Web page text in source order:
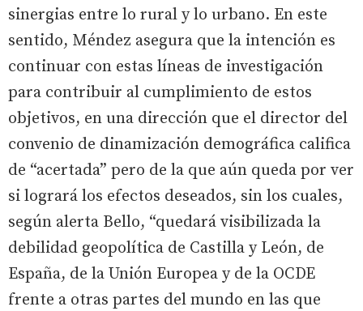
sinergias entre lo rural y lo urbano. En este
sentido, Méndez asegura que la intención es
continuar con estas líneas de investigación
para contribuir al cumplimiento de estos
objetivos, en una dirección que el director del
convenio de dinamización demográfica califica
de “acertada” pero de la que aún queda por ver
si logrará los efectos deseados, sin los cuales,
según alerta Bello, “quedará visibilizada la
debilidad geopolítica de Castilla y León, de
España, de la Unión Europea y de la OCDE
frente a otras partes del mundo en las que